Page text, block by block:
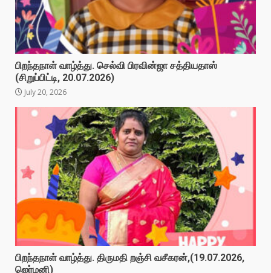
பிறந்தநாள் வாழ்த்து. செல்வி பிரவின்ஜா சத்தியதாஸ்
(சிறுப்பிட்டி, 20.07.2026)
July 20, 2026
பிறந்தநாள் வாழ்த்து. திருமதி றஞ்சி வசீகரன்,(19.07.2026,
ஜெர்மனி)